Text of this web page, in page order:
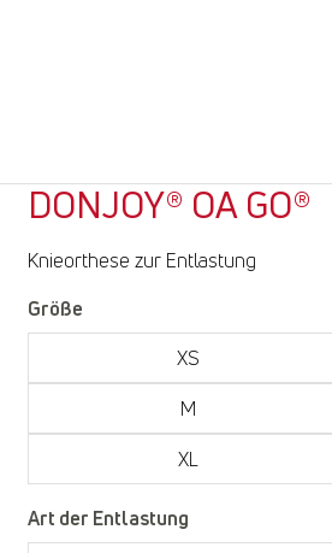
DONJOY® OA GO®
Knieorthese zur Entlastung
Größe
XS
M
XL
Art der Entlastung